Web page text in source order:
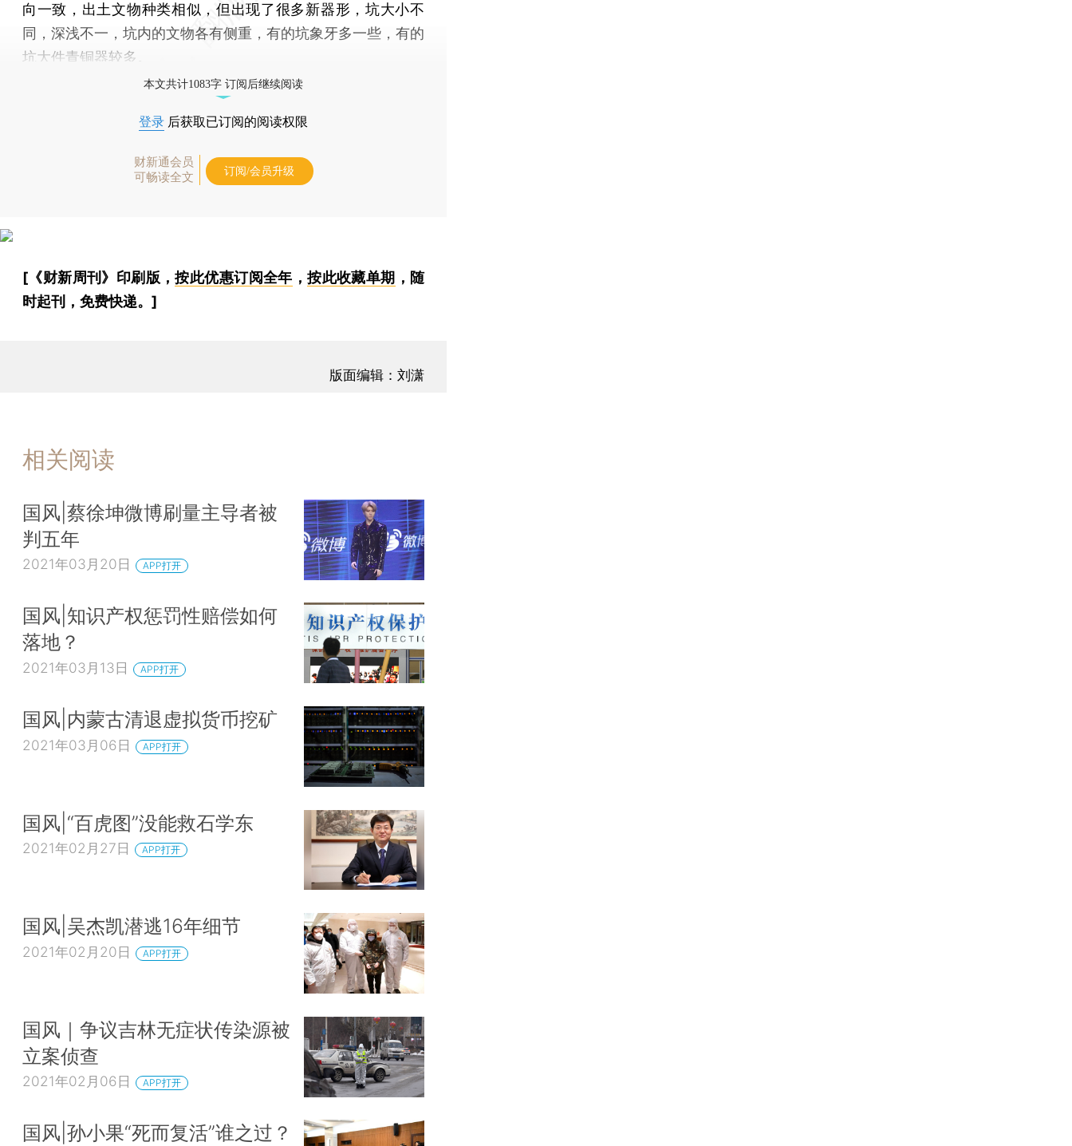
向一致，出土文物种类相似，但出现了很多新器形，坑大小不
同，深浅不一，坑内的文物各有侧重，有的坑象牙多一些，有的
坑大件青铜器较多。
本文共计1083字 订阅后继续阅读
登录 后获取已订阅的阅读权限
财新通会员
可畅读全文
订阅/会员升级
[《财新周刊》印刷版，按此优惠订阅全年 ，按此收藏单期 ，随
时起刊，免费快递。]
版面编辑：刘潇
相关阅读
国风|蔡徐坤微博刷量主导者被
判五年
2021年03月20日 APP打开
国风|知识产权惩罚性赔偿如何
落地？
2021年03月13日 APP打开
国风|内蒙古清退虚拟货币挖矿
2021年03月06日 APP打开
国风|“百虎图”没能救石学东
2021年02月27日 APP打开
国风|吴杰凯潜逃16年细节
2021年02月20日 APP打开
国风｜争议吉林无症状传染源被
立案侦查
2021年02月06日 APP打开
国风|孙小果“死而复活”谁之过？